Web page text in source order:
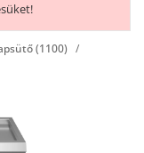
(1100)